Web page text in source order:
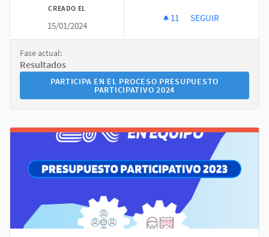
CREADO EL
15/01/2024
11 11 SEGUIDORAS
SEGUIR
Fase actual:
Resultados
PARTICIPA EN EL PROCESO PRESUPUESTO
PARTICIPA EN EL PROCESO PRESUPUESTO
PARTICIPATIVO 2024